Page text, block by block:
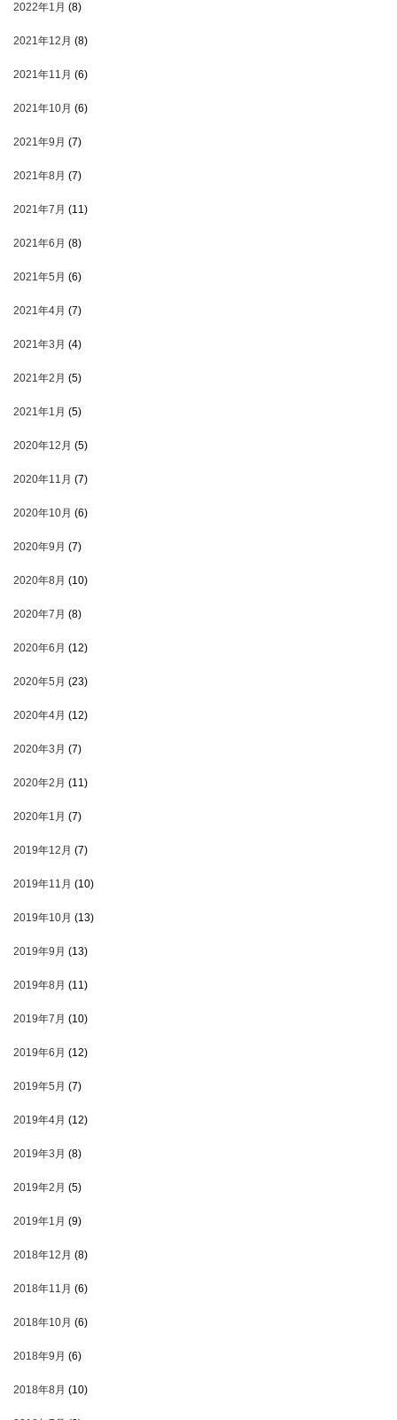
2022年1月 (8)
2021年12月 (8)
2021年11月 (6)
2021年10月 (6)
2021年9月 (7)
2021年8月 (7)
2021年7月 (11)
2021年6月 (8)
2021年5月 (6)
2021年4月 (7)
2021年3月 (4)
2021年2月 (5)
2021年1月 (5)
2020年12月 (5)
2020年11月 (7)
2020年10月 (6)
2020年9月 (7)
2020年8月 (10)
2020年7月 (8)
2020年6月 (12)
2020年5月 (23)
2020年4月 (12)
2020年3月 (7)
2020年2月 (11)
2020年1月 (7)
2019年12月 (7)
2019年11月 (10)
2019年10月 (13)
2019年9月 (13)
2019年8月 (11)
2019年7月 (10)
2019年6月 (12)
2019年5月 (7)
2019年4月 (12)
2019年3月 (8)
2019年2月 (5)
2019年1月 (9)
2018年12月 (8)
2018年11月 (6)
2018年10月 (6)
2018年9月 (6)
2018年8月 (10)